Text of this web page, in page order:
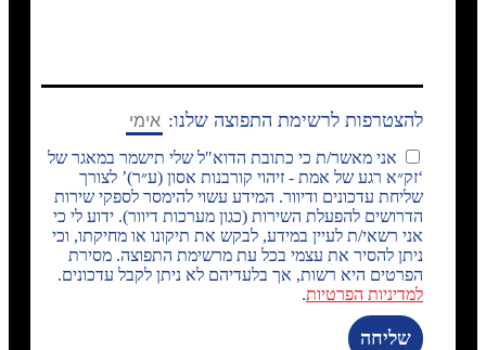
להצטרפות לרשימת התפוצה שלנו:
אני מאשר/ת כי כתובת הדוא"ל שלי תישמר במאגר של
‘זק״א רגע של אמת - זיהוי קורבנות אסון (ע״ר)’ לצורך
שליחת עדכונים ודיוור. המידע עשוי להימסר לספקי שירות
הדרושים להפעלת השירות (כגון מערכות דיוור). ידוע לי כי
אני רשאי/ת לעיין במידע, לבקש את תיקונו או מחיקתו, וכי
ניתן להסיר את עצמי בכל עת מרשימת התפוצה. מסירת
הפרטים היא רשות, אך בלעדיהם לא ניתן לקבל עדכונים.
למדיניות הפרטיות.
שליחה